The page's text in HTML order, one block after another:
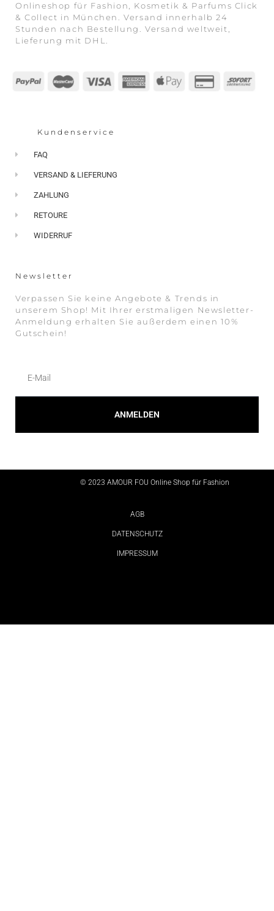
Onlineshop für Fashion, Kosmetik & Parfums Click
& Collect in München. Versand innerhalb 24
Stunden nach Bestellung. Versand weltweit,
Lieferung mit DHL.
Kundenservice
FAQ
VERSAND & LIEFERUNG
ZAHLUNG
RETOURE
WIDERRUF
Newsletter
Verpassen Sie keine Angebote & Trends in
unserem Shop! Mit Ihrer erstmaligen Newsletter-
Anmeldung erhalten Sie außerdem einen 10%
Gutschein!
ANMELDEN
© 2023 AMOUR FOU Online Shop für Fashion
AGB
DATENSCHUTZ
IMPRESSUM